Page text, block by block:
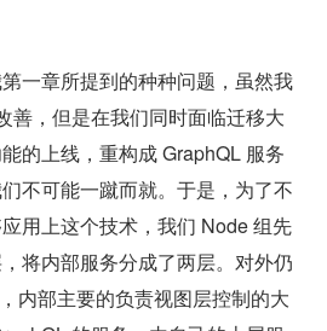
一章所提到的种种问题，虽然我
善，但是在我们同时面临迁移大
的上线，重构成 GraphQL 服务
不可能一蹴而就。于是，为了不
用上这个技术，我们 Node 组先
将内部服务分成了两层。对外仍
内部主要的负责视图层控制的大